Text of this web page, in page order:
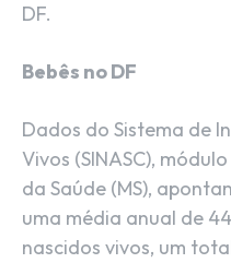
DF.
Bebês no DF
Dados do Sistema de
Vivos (SINASC),
da Saúde (MS),
uma média anual de
nascidos vivos, um